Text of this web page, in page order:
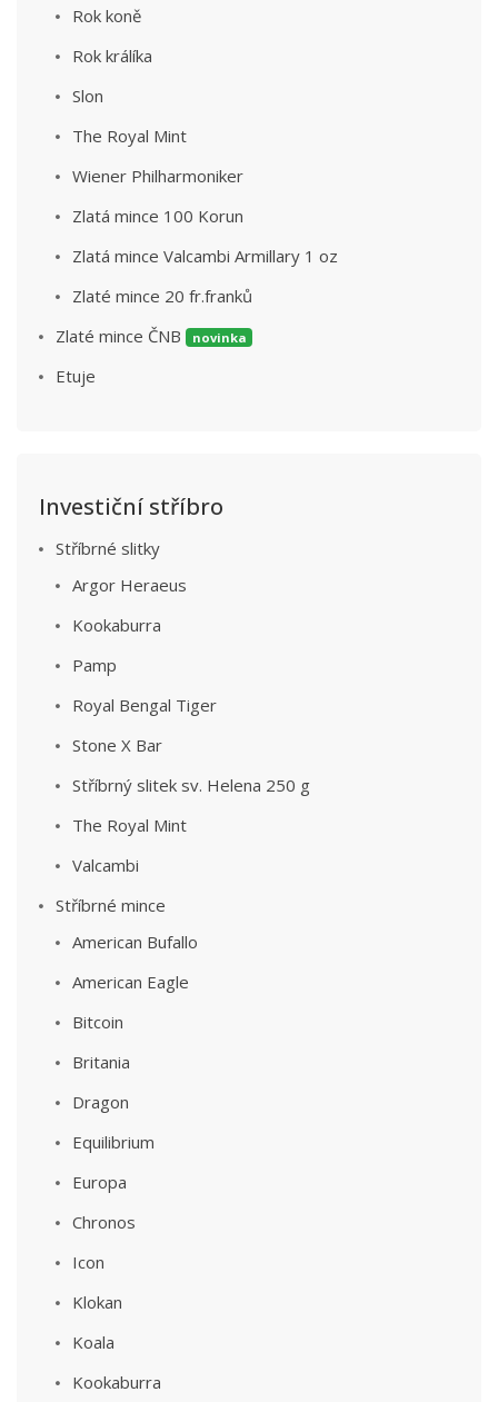
Rok koně
Rok králíka
Slon
The Royal Mint
Wiener Philharmoniker
Zlatá mince 100 Korun
Zlatá mince Valcambi Armillary 1 oz
Zlaté mince 20 fr.franků
Zlaté mince ČNB
novinka
Etuje
Investiční stříbro
Stříbrné slitky
Argor Heraeus
Kookaburra
Pamp
Royal Bengal Tiger
Stone X Bar
Stříbrný slitek sv. Helena 250 g
The Royal Mint
Valcambi
Stříbrné mince
American Bufallo
American Eagle
Bitcoin
Britania
Dragon
Equilibrium
Europa
Chronos
Icon
Klokan
Koala
Kookaburra